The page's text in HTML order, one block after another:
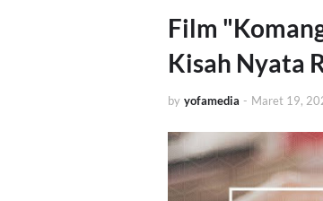
Film
Kisah Nyata
by yofamedia - Maret 19,